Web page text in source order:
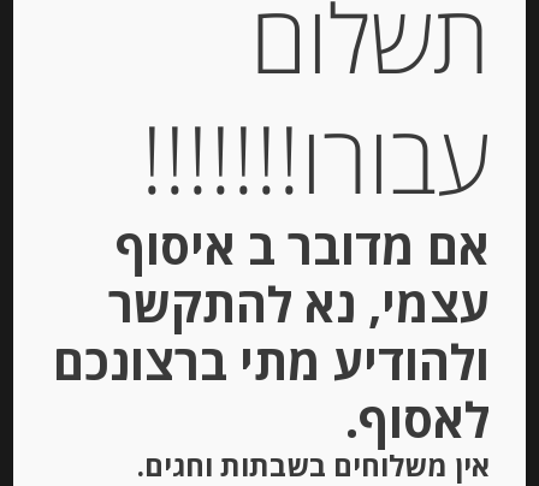
מחיר ל 100 גרם: 9.75 ש"ח
הוספה לסל
תשלום
עבורו!!!!!!!
אם מדובר ב איסוף
עצמי, נא להתקשר
ולהודיע מתי ברצונכם
לאסוף.
אין משלוחים בשבתות וחגים.